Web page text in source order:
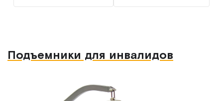
Подъемники для инвалидов